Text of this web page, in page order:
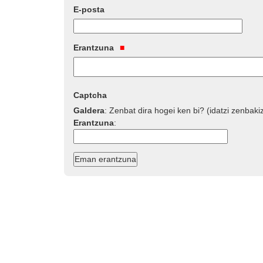
E-posta
Erantzuna
Captcha
Galdera:Zenbat dira hogei ken bi? (idatzi
Erantzuna: